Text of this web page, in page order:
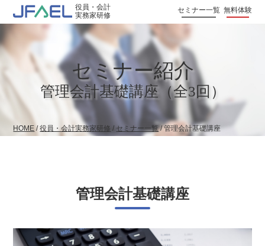
役員・会計
実務家研修
セミナー一覧 無料体験
セミナー紹介
管理会計基礎講座（全3回）
HOME /役員・会計実務家研修 / セミナー一覧/管理会計基礎講座
管理会計基礎講座